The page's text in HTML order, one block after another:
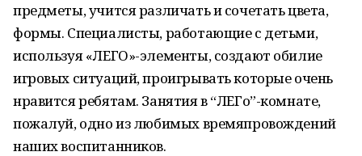
предметы, учится различать и сочетать цвета,
формы. Специалисты, работающие с детьми,
используя «ЛЕГО»-элементы, создают обилие
игровых ситуаций, проигрывать которые очень
нравится ребятам. Занятия в “ЛЕГо”-комнате,
пожалуй, одно из любимых времяпровождений
наших воспитанников.